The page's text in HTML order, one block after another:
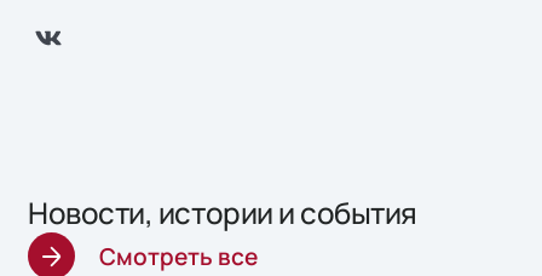
Новости, истории и события
Смотреть все